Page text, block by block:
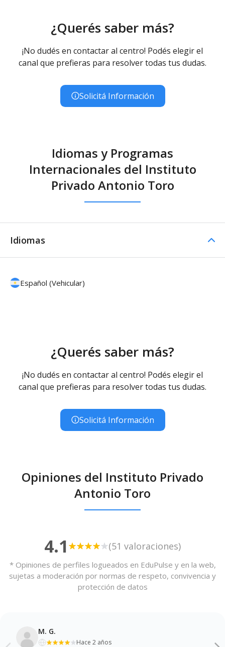
¿Querés saber más?
¡No dudés en contactar al centro! Podés elegir el
canal que prefieras para resolver todas tus dudas.
Solicitá Información
Idiomas y Programas
Internacionales del Instituto
Privado Antonio Toro
Idiomas
Español (Vehicular)
¿Querés saber más?
¡No dudés en contactar al centro! Podés elegir el
canal que prefieras para resolver todas tus dudas.
Solicitá Información
Opiniones del Instituto Privado
Antonio Toro
4.1 (51 valoraciones)
* Opiniones de perfiles logueados en EduPulse y en la web,
sujetas a moderación por normas de respeto, convivencia y
protección de datos
M. G.
Hace 2 años